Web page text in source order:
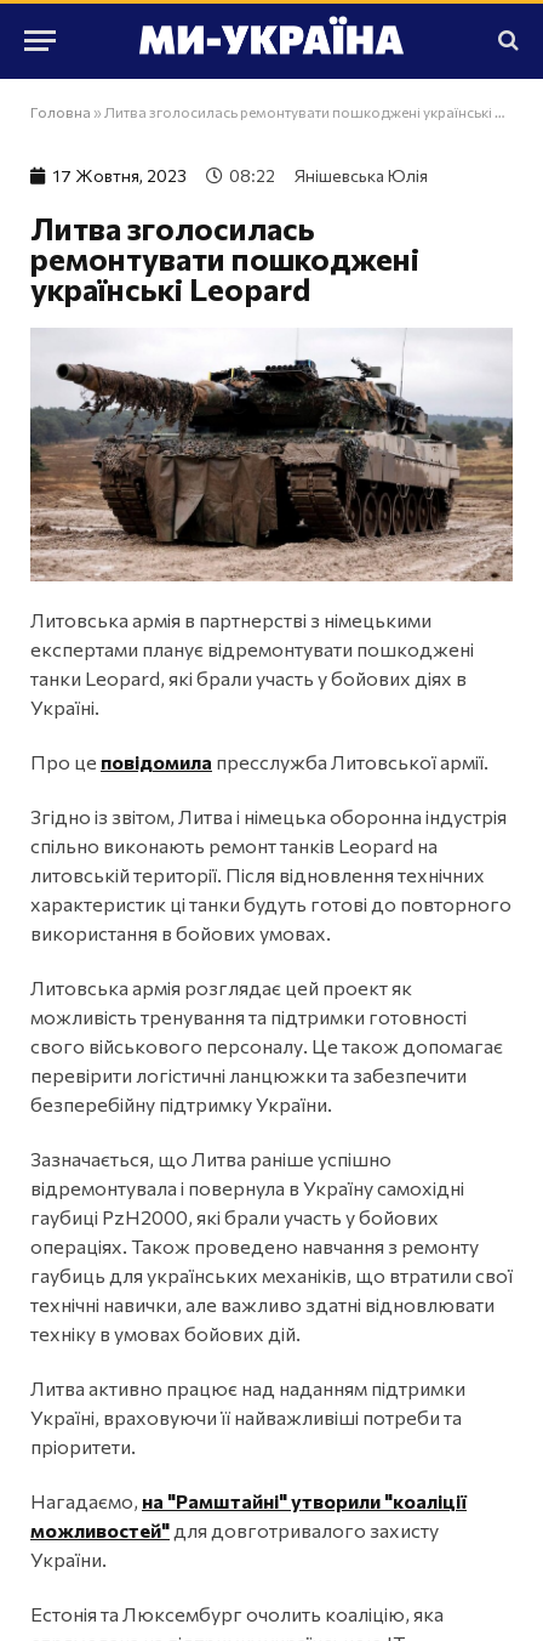
Головна » Литва зголосилась ремонтувати пошкоджені українські Leopard
17 Жовтня, 2023 08:22 Янішевська Юлія
Литва зголосилась
ремонтувати пошкоджені
українські Leopard
Литовська армія в партнерстві з німецькими
експертами планує відремонтувати пошкоджені
танки Leopard, які брали участь у бойових діях в
Україні.
Про це повідомила пресслужба Литовської армії.
Згідно із звітом, Литва і німецька оборонна індустрія
спільно виконають ремонт танків Leopard на
литовській території. Після відновлення технічних
характеристик ці танки будуть готові до повторного
використання в бойових умовах.
Литовська армія розглядає цей проект як
можливість тренування та підтримки готовності
свого військового персоналу. Це також допомагає
перевірити логістичні ланцюжки та забезпечити
безперебійну підтримку України.
Зазначається, що Литва раніше успішно
відремонтувала і повернула в Україну самохідні
гаубиці PzH2000, які брали участь у бойових
операціях. Також проведено навчання з ремонту
гаубиць для українських механіків, що втратили свої
технічні навички, але важливо здатні відновлювати
техніку в умовах бойових дій.
Литва активно працює над наданням підтримки
Україні, враховуючи її найважливіші потреби та
пріоритети.
Нагадаємо, на "Рамштайні" утворили "коаліції
можливостей" для довготривалого захисту
України.
Естонія та Люксембург очолить коаліцію, яка